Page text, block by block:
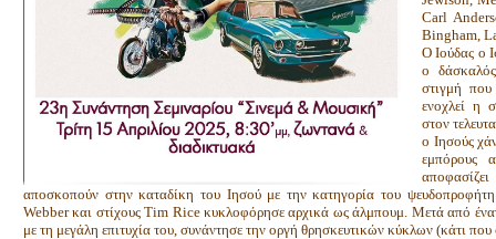
Carl
Bingham,
Ο Ιούδας ο
ο
στιγμή που
ενοχλεί η
στον
ο Ιησούς
εμπόρους
αποσκοπούν στην καταδίκη του Ιησού με την κατηγορία του
Webber και στίχους Tim Rice κυκλοφόρησε αρχικά ως άλμπουμ. Μετά από
με τη μεγάλη επιτυχία του, συνάντησε την οργή θρησκευτικών κύκλων (κάτι που